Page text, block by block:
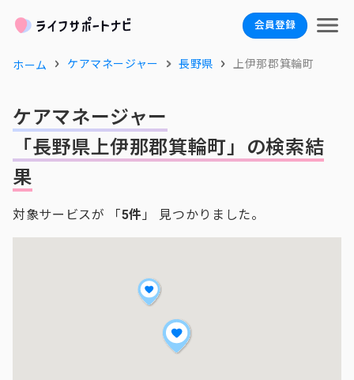
会員登録
ホーム ケアマネージャー 長野県 上伊那郡箕輪町
ケアマネージャー
「長野県上伊那郡箕輪町」の検索結
果
対象サービスが 「5件 」 見つかりました。